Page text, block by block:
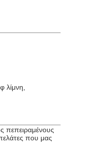
λίμνη,
πεπειραμένους
που μας